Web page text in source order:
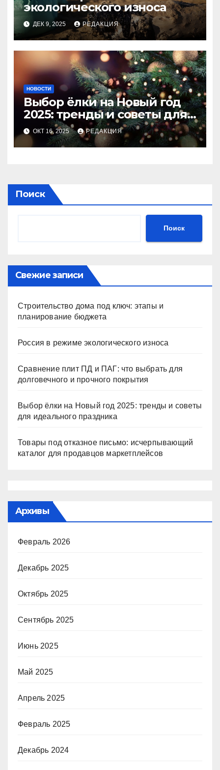
экологического износа
ДЕК 9, 2025 РЕДАКЦИЯ
НОВОСТИ
Выбор ёлки на Новый год
2025: тренды и советы для
идеального праздника
ОКТ 16, 2025 РЕДАКЦИЯ
Поиск
Поиск
Свежие записи
Строительство дома под ключ: этапы и
планирование бюджета
Россия в режиме экологического износа
Сравнение плит ПД и ПАГ: что выбрать для
долговечного и прочного покрытия
Выбор ёлки на Новый год 2025: тренды и советы
для идеального праздника
Товары под отказное письмо: исчерпывающий
каталог для продавцов маркетплейсов
Архивы
Февраль 2026
Декабрь 2025
Октябрь 2025
Сентябрь 2025
Июнь 2025
Май 2025
Апрель 2025
Февраль 2025
Декабрь 2024